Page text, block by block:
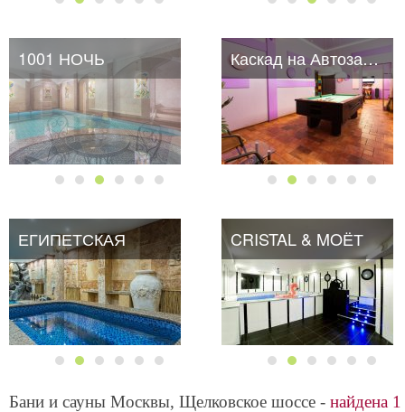
1001 НОЧЬ Каскад на Автозаводской
ЕГИПЕТСКАЯ
ЕГИПЕТСКАЯ CRISTAL & MOЁТ
Бани и сауны Москвы, Щелковское шоссе - найдена 1